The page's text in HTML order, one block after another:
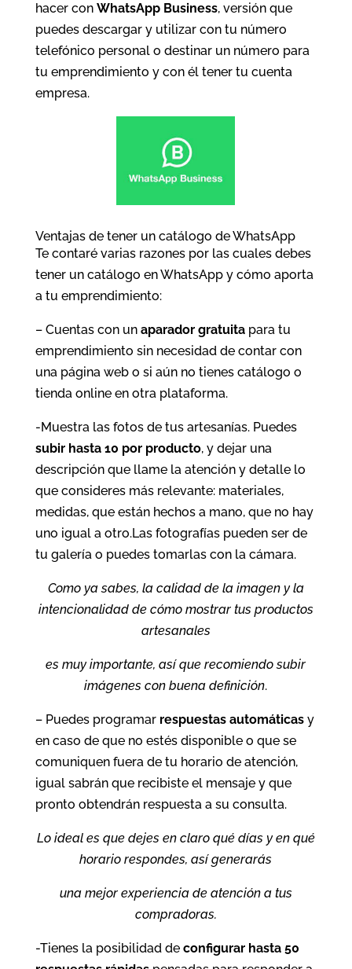
hacer con WhatsApp Business, versión que
puedes descargar y utilizar con tu número
telefónico personal o destinar un número para
tu emprendimiento y con él tener tu cuenta
empresa.
Ventajas de tener un catálogo de WhatsApp
Te contaré varias razones por las cuales debes
tener un catálogo en WhatsApp y cómo aporta
a tu emprendimiento:
– Cuentas con un aparador gratuitapara tu
emprendimiento sin necesidad de contar con
una página web o si aún no tienes catálogo o
tienda online en otra plataforma.
-Muestra las fotos de tus artesanías. Puedes
subir hasta 10 por producto, y dejar una
descripción que llame la atención y detalle lo
que consideres más relevante: materiales,
medidas, que están hechos a mano, que no hay
uno igual a otro.Las fotografías pueden ser de
tu galería o puedes tomarlas con la cámara.
Como ya sabes, la calidad de la imagen y la
intencionalidad de cómo mostrar tus productos
artesanales
es muy importante, así que recomiendo subir
imágenes con buena definición.
– Puedes programar respuestas automáticasy
en caso de que no estés disponible o que se
comuniquen fuera de tu horario de atención,
igual sabrán que recibiste el mensaje y que
pronto obtendrán respuesta a su consulta.
Lo ideal es que dejes en claro qué días y en qué
horario respondes, así generarás
una mejor experiencia de atención a tus
compradoras.
-Tienes la posibilidad de configurar hasta 50